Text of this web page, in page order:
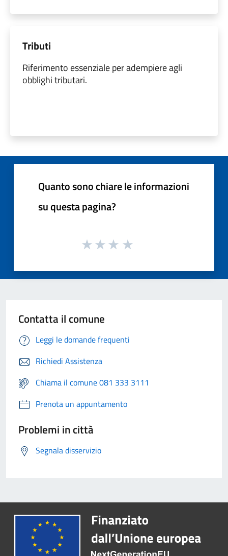
Tributi
Riferimento essenziale per adempiere agli
obblighi tributari.
Quanto sono chiare le informazioni
su questa pagina?
Contatta il comune
Leggi le domande frequenti
Richiedi Assistenza
Chiama il comune 081 333 3111
Prenota un appuntamento
Problemi in città
Segnala disservizio